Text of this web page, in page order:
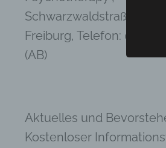
Schwarzwaldstraße 99,
Freiburg, Telefon: 0761-
(AB)
Aktuelles und
Kostenloser